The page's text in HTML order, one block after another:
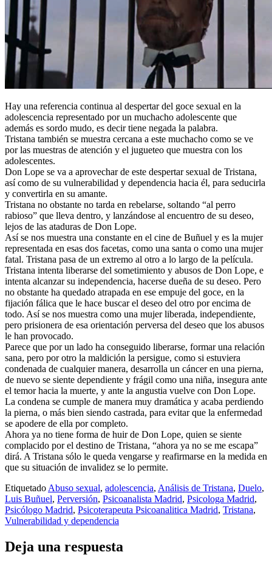
Hay una referencia continua al despertar del goce sexual en la
adolescencia representado por un muchacho adolescente que
además es sordo mudo, es decir tiene negada la palabra.
Tristana también se muestra cercana a este muchacho como se ve
por las muestras de atención y el jugueteo que muestra con los
adolescentes.
Don Lope se va a aprovechar de este despertar sexual de Tristana,
así como de su vulnerabilidad y dependencia hacia él, para seducirla
y convertirla en su amante.
Tristana no obstante no tarda en rebelarse, soltando “al perro
rabioso” que lleva dentro, y lanzándose al encuentro de su deseo,
lejos de las ataduras de Don Lope.
Así se nos muestra una constante en el cine de Buñuel y es la mujer
representada en esas dos facetas, como una santa o como una mujer
fatal. Tristana pasa de un extremo al otro a lo largo de la película.
Tristana intenta liberarse del sometimiento y abusos de Don Lope, e
intenta alcanzar su independencia, hacerse dueña de su deseo. Pero
no obstante ha quedado atrapada en ese empuje del goce, en la
fijación fálica que le hace buscar el deseo del otro por encima de
todo. Así se nos muestra como una mujer liberada, independiente,
pero prisionera de esa orientación perversa del deseo que los abusos
le han provocado.
Parece que por un lado ha conseguido liberarse, formar una relación
sana, pero por otro la maldición la persigue, como si estuviera
condenada de cualquier manera, desarrolla un cáncer en una pierna,
de nuevo se siente dependiente y frágil como una niña, insegura ante
el temor hacia la muerte, y ante la angustia vuelve con Don Lope.
La condena se cumple de manera muy dramática y acaba perdiendo
la pierna, o más bien siendo castrada, para evitar que la enfermedad
se apodere de ella por completo.
Ahora ya no tiene forma de huir de Don Lope, quien se siente
complacido por el destino de Tristana, “ahora ya no se me escapa”
dirá. A Tristana sólo le queda vengarse y reafirmarse en la medida en
que su situación de invalidez se lo permite.
Etiquetado Abuso sexual, adolescencia, Análisis de Tristana, Duelo,
Luis Buñuel, Perversión, Psicoanalista Madrid, Psicologa Madrid,
Psicólogo Madrid, Psicoterapeuta Psicoanalitica Madrid, Tristana,
Vulnerabilidad y dependencia
Deja una respuesta